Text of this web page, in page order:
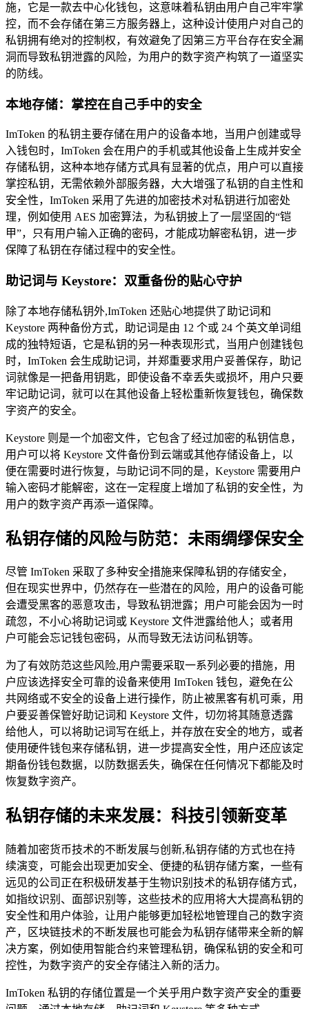
施，它是一款去中心化钱包，这意味着私钥由用户自己牢牢掌
控，而不会存储在第三方服务器上，这种设计使用户对自己的
私钥拥有绝对的控制权，有效避免了因第三方平台存在安全漏
洞而导致私钥泄露的风险，为用户的数字资产构筑了一道坚实
的防线。
本地存储：掌控在自己手中的安全
ImToken 的私钥主要存储在用户的设备本地，当用户创建或导
入钱包时，ImToken 会在用户的手机或其他设备上生成并安全
存储私钥，这种本地存储方式具有显著的优点，用户可以直接
掌控私钥，无需依赖外部服务器，大大增强了私钥的自主性和
安全性，ImToken 采用了先进的加密技术对私钥进行加密处
理，例如使用 AES 加密算法，为私钥披上了一层坚固的“铠
甲”，只有用户输入正确的密码，才能成功解密私钥，进一步
保障了私钥在存储过程中的安全性。
助记词与 Keystore：双重备份的贴心守护
除了本地存储私钥外,ImToken 还贴心地提供了助记词和
Keystore 两种备份方式，助记词是由 12 个或 24 个英文单词组
成的独特短语，它是私钥的另一种表现形式，当用户创建钱包
时，ImToken 会生成助记词，并郑重要求用户妥善保存，助记
词就像是一把备用钥匙，即使设备不幸丢失或损坏，用户只要
牢记助记词，就可以在其他设备上轻松重新恢复钱包，确保数
字资产的安全。
Keystore 则是一个加密文件，它包含了经过加密的私钥信息，
用户可以将 Keystore 文件备份到云端或其他存储设备上，以
便在需要时进行恢复，与助记词不同的是，Keystore 需要用户
输入密码才能解密，这在一定程度上增加了私钥的安全性，为
用户的数字资产再添一道保障。
私钥存储的风险与防范：未雨绸缪保安全
尽管 ImToken 采取了多种安全措施来保障私钥的存储安全，
但在现实世界中，仍然存在一些潜在的风险，用户的设备可能
会遭受黑客的恶意攻击，导致私钥泄露；用户可能会因为一时
疏忽，不小心将助记词或 Keystore 文件泄露给他人；或者用
户可能会忘记钱包密码，从而导致无法访问私钥等。
为了有效防范这些风险,用户需要采取一系列必要的措施，用
户应该选择安全可靠的设备来使用 ImToken 钱包，避免在公
共网络或不安全的设备上进行操作，防止被黑客有机可乘，用
户要妥善保管好助记词和 Keystore 文件，切勿将其随意透露
给他人，可以将助记词写在纸上，并存放在安全的地方，或者
使用硬件钱包来存储私钥，进一步提高安全性，用户还应该定
期备份钱包数据，以防数据丢失，确保在任何情况下都能及时
恢复数字资产。
私钥存储的未来发展：科技引领新变革
随着加密货币技术的不断发展与创新,私钥存储的方式也在持
续演变，可能会出现更加安全、便捷的私钥存储方案，一些有
远见的公司正在积极研发基于生物识别技术的私钥存储方式，
如指纹识别、面部识别等，这些技术的应用将大大提高私钥的
安全性和用户体验，让用户能够更加轻松地管理自己的数字资
产，区块链技术的不断发展也可能会为私钥存储带来全新的解
决方案，例如使用智能合约来管理私钥，确保私钥的安全和可
控性，为数字资产的安全存储注入新的活力。
ImToken 私钥的存储位置是一个关乎用户数字资产安全的重要